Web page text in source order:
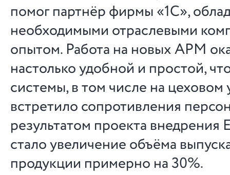
помог партнёр фирмы «1С»,
необходимыми отраслевыми
опытом. Работа на новых АРМ
настолько удобной и простой,
системы, в том числе на цеховом
встретило сопротивления
результатом проекта внедрения
стало увеличение объёма
продукции примерно на 30%.